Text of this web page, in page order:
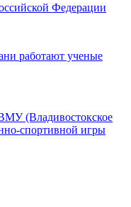
Федерации
работают ученые
(Владивостокское
спортивной игры